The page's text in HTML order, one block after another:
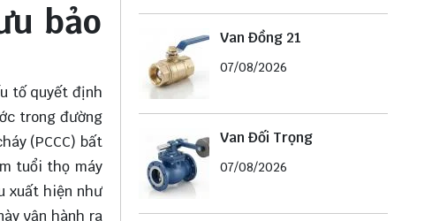
bảo
tố quyết định
trong đường
(PCCC) bất
tuổi thọ máy
xuất hiện như
vận hành ra
Van Đồng 21
07/08/2026
Van Đối Trọng
07/08/2026